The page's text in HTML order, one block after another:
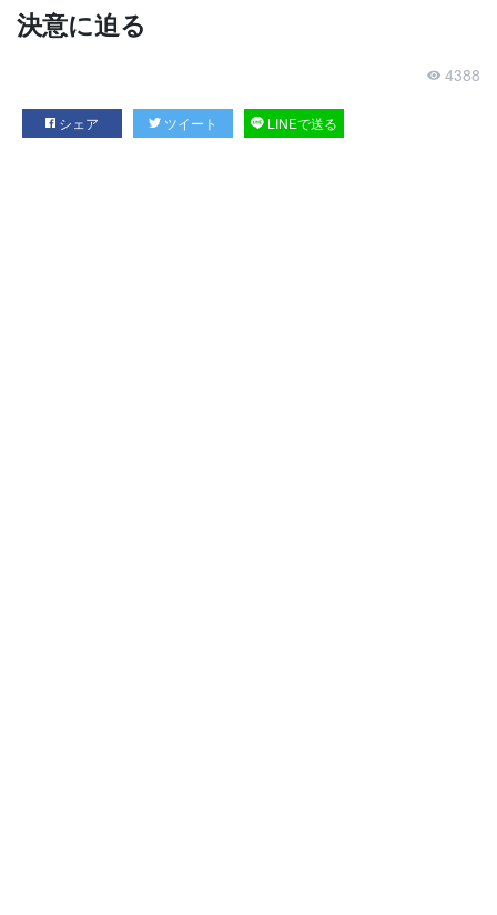
決意に迫る
4388
シェア ツイート LINEで送る